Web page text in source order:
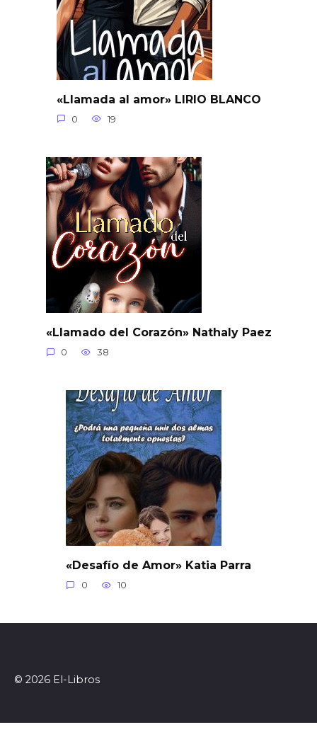
«Llamada al amor» LIRIO BLANCO
0 19
«Llamado del Corazón» Nathaly Paez
0 38
«Desafío de Amor» Katia Parra
0 10
© 2026 El-Libros